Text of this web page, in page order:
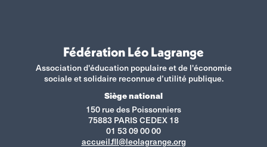
Fédération Léo Lagrange
Association d'éducation populaire et de l'économie
sociale et solidaire reconnue d’utilité publique.
Siège national
150 rue des Poissonniers
75883 PARIS CEDEX 18
01 53 09 00 00
accueil.fll@leolagrange.org